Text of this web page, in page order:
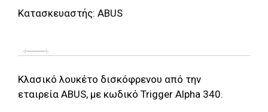
Κατασκευαστής: ABUS
Κλασικό λουκέτο δισκόφρενου από την
εταιρεία ABUS, με κωδικό Trigger Alpha 340.